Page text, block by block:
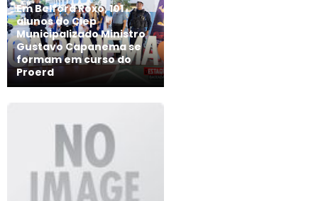
Em Belford Roxo, 101
alunos do Ciep
Municipalizado Ministro
Gustavo Capanema se
formam em curso do
Proerd